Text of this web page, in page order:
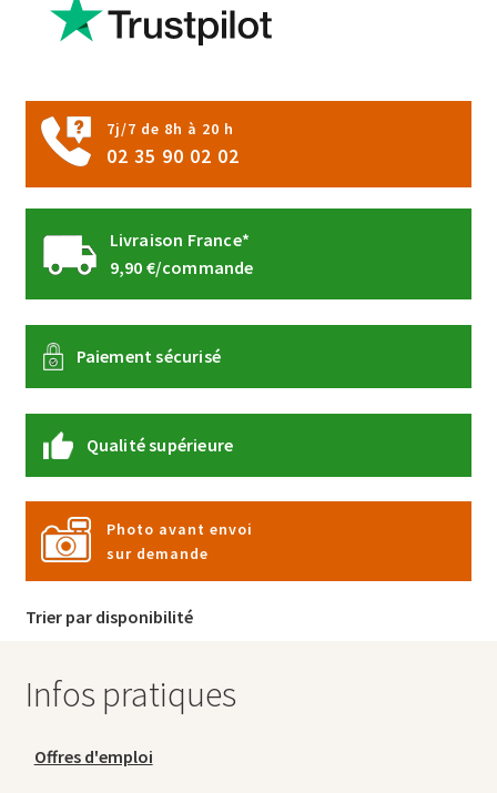
7j/7 de 8h à 20 h
02 35 90 02 02
Livraison France*
9,90 €/commande
Paiement sécurisé
Qualité supérieure
Photo avant envoi
sur demande
Trier par disponibilité
Infos pratiques
Offres d'emploi